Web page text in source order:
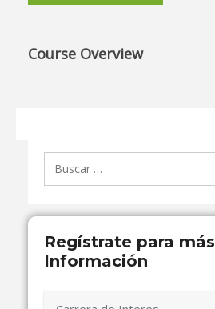
Course Overview
Regístrate para más
Información